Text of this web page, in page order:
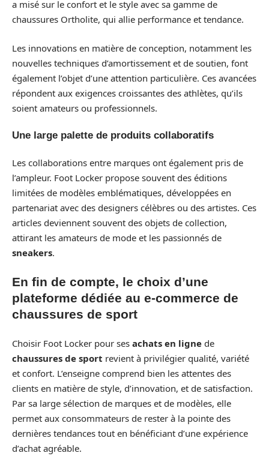
a misé sur le confort et le style avec sa gamme de
chaussures Ortholite, qui allie performance et tendance.
Les innovations en matière de conception, notamment les
nouvelles techniques d’amortissement et de soutien, font
également l’objet d’une attention particulière. Ces avancées
répondent aux exigences croissantes des athlètes, qu’ils
soient amateurs ou professionnels.
Une large palette de produits collaboratifs
Les collaborations entre marques ont également pris de
l’ampleur. Foot Locker propose souvent des éditions
limitées de modèles emblématiques, développées en
partenariat avec des designers célèbres ou des artistes. Ces
articles deviennent souvent des objets de collection,
attirant les amateurs de mode et les passionnés de
sneakers.
En fin de compte, le choix d’une
plateforme dédiée au e-commerce de
chaussures de sport
Choisir Foot Locker pour ses achats en ligne de
chaussures de sport revient à privilégier qualité, variété
et confort. L’enseigne comprend bien les attentes des
clients en matière de style, d’innovation, et de satisfaction.
Par sa large sélection de marques et de modèles, elle
permet aux consommateurs de rester à la pointe des
dernières tendances tout en bénéficiant d’une expérience
d’achat agréable.